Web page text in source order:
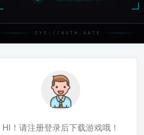
SYS://AUTH.GATE
HI！请注册登录后下载游戏哦！